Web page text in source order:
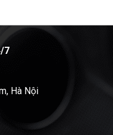
7
Hà Nội